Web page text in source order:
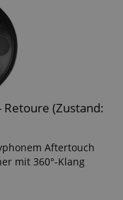
(Zustand:
Aftertouch
mit 360°-Klang
Sample-